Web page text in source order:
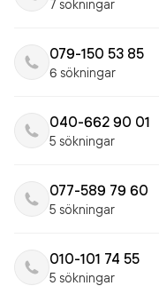
7 sökningar
079-150 53 85
6 sökningar
040-662 90 01
5 sökningar
077-589 79 60
5 sökningar
010-101 74 55
5 sökningar